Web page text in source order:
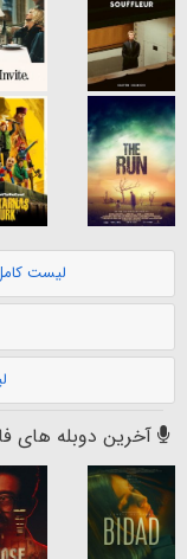
لیست
آخرین دوبله های